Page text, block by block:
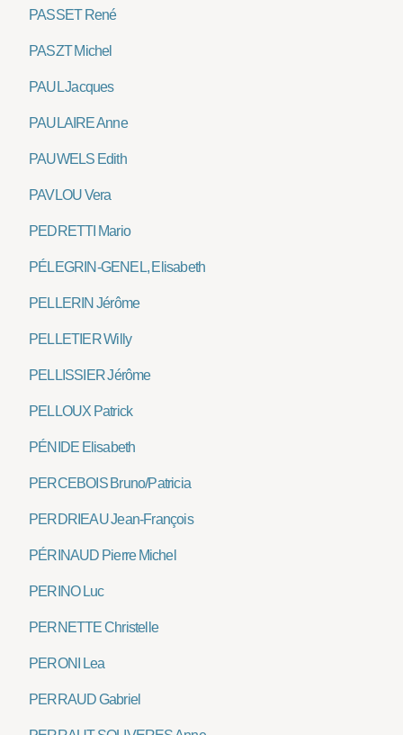
PASSET René
PASZT Michel
PAUL Jacques
PAULAIRE Anne
PAUWELS Edith
PAVLOU Vera
PEDRETTI Mario
PÉLEGRIN-GENEL, Elisabeth
PELLERIN Jérôme
PELLETIER Willy
PELLISSIER Jérôme
PELLOUX Patrick
PÉNIDE Elisabeth
PERCEBOIS Bruno/Patricia
PERDRIEAU Jean-François
PÉRINAUD Pierre Michel
PERINO Luc
PERNETTE Christelle
PERONI Lea
PERRAUD Gabriel